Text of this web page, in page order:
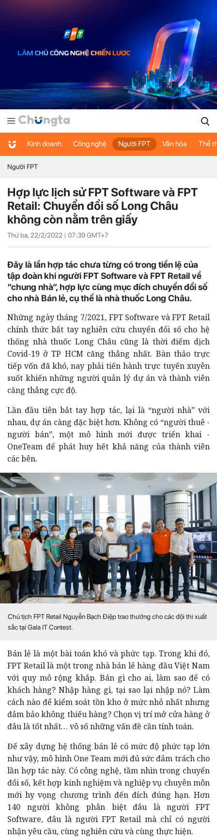
Kinh doanh Công nghệ Người FPT Văn hóa Thể
Người FPT
Hợp lực lịch sử FPT Software và FPT
Retail: Chuyển đổi số Long Châu
không còn nằm trên giấy
Thứ ba, 22/2/2022 | 07:39GMT+7
Đây là lần hợp tác chưa từng có trong tiền lệ của
tập đoàn khi người FPT Software và FPT Retail về
“chung nhà”, hợp lực cùng mục đích chuyển đổi số
cho nhà Bán lẻ, cụ thể là nhà thuốc Long Châu.
Những ngày tháng 7/2021, FPT Software và FPT Retail
chính thức bắt tay nghiên cứu chuyển đổi số cho hệ
thống nhà thuốc Long Châu cũng là thời điểm dịch
Covid-19 ở TP HCM căng thẳng nhất. Bàn thảo trực
tiếp vốn đã khó, nay phải tiến hành trực tuyến xuyên
suốt khiến những người quản lý dự án và thành viên
căng thẳng cực độ.
Lần đầu tiên bắt tay hợp tác, lại là “người nhà” với
nhau, dự án càng đặc biệt hơn. Không có “người thuê -
người bán”, một mô hình mới được triển khai -
OneTeam để phát huy hết khả năng của thành viên
các bên.
Chủ tịch FPT Retail Nguyễn Bạch Điệp trao thưởng cho các đội thi xuất
sắc tại Gala IT Contest.
Bán lẻ là một bài toán khó và phức tạp. Trong khi đó,
FPT Retail là một trong nhà bán lẻ hàng đầu Việt Nam
với quy mô rộng khắp. Bán gì cho ai, làm sao để có
khách hàng? Nhập hàng gì, tại sao lại nhập nó? Làm
cách nào để kiểm soát tồn kho ở mức nhỏ nhất nhưng
đảm bảo không thiếu hàng? Chọn vị trí mở cửa hàng ở
đâu là tốt nhất… vô số những vấn đề cần tính toán.
Để xây dựng hệ thống bán lẻ có mức độ phức tạp lớn
như vậy, mô hình One Team mới đủ sức đảm trách cho
lần hợp tác này. Có công nghệ, tầm nhìn trong chuyển
đổi số, kết hợp kinh nghiệm và nghiệp vụ chuyên môn
mới hy vọng chương trình đến đích đúng hạn. Hơn
140 người không phân biệt đâu là người FPT
Software, đâu là người FPT Retail mà chỉ có người
nhận yêu cầu, cùng nghiên cứu và cùng thực hiện.